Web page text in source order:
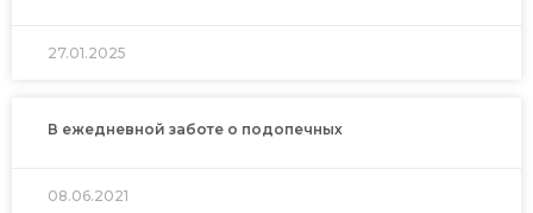
27.01.2025
В ежедневной заботе о подопечных
08.06.2021